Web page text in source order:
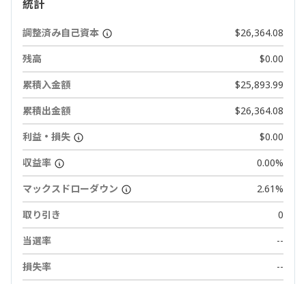
統計
調整済み自己資本
$26,364.08
残高
$0.00
累積入金額
$25,893.99
累積出金額
$26,364.08
利益・損失
$0.00
収益率
0.00%
マックスドローダウン
2.61%
取り引き
0
当選率
--
損失率
--